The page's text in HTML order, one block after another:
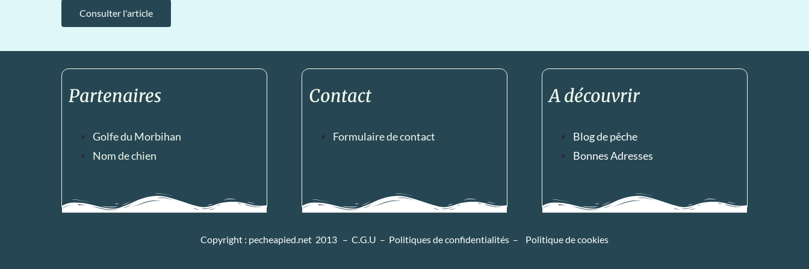
Consulter l'article
Partenaires
Golfe du Morbihan
Nom de chien
Contact
Formulaire de contact
A découvrir
Blog de pêche
Bonnes Adresses
Copyright : pecheapied.net 2013 – C.G.U – Politiques de confidentialités – Politique de cookies